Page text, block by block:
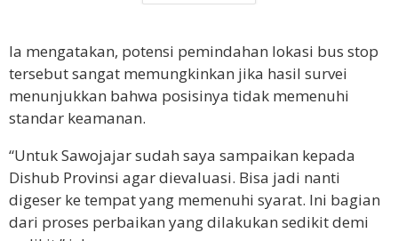
Ia mengatakan, potensi pemindahan lokasi bus stop
tersebut sangat memungkinkan jika hasil survei
menunjukkan bahwa posisinya tidak memenuhi
standar keamanan.
“Untuk Sawojajar sudah saya sampaikan kepada
Dishub Provinsi agar dievaluasi. Bisa jadi nanti
digeser ke tempat yang memenuhi syarat. Ini bagian
dari proses perbaikan yang dilakukan sedikit demi